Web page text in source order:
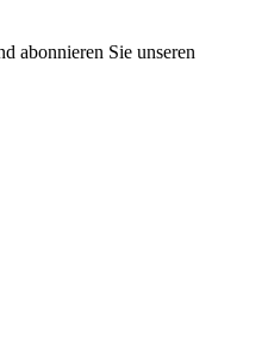
abonnieren Sie unseren